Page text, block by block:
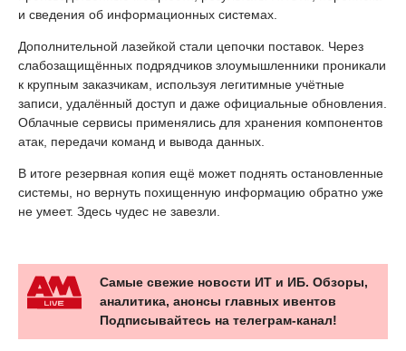
и сведения об информационных системах.
Дополнительной лазейкой стали цепочки поставок. Через
слабозащищённых подрядчиков злоумышленники проникали
к крупным заказчикам, используя легитимные учётные
записи, удалённый доступ и даже официальные обновления.
Облачные сервисы применялись для хранения компонентов
атак, передачи команд и вывода данных.
В итоге резервная копия ещё может поднять остановленные
системы, но вернуть похищенную информацию обратно уже
не умеет. Здесь чудес не завезли.
Самые свежие новости ИТ и ИБ. Обзоры,
аналитика, анонсы главных ивентов
Подписывайтесь на телеграм-канал!